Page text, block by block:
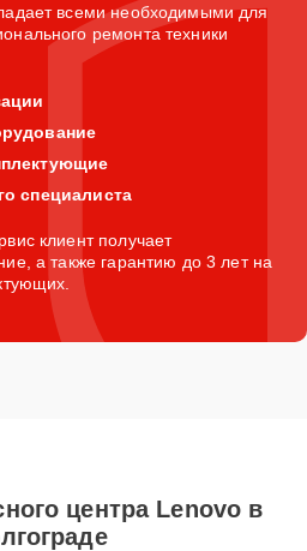
всеми необходимыми для
ремонта техники
специалиста
клиент получает
а также гарантию до 3 лет на
центра Lenovo в